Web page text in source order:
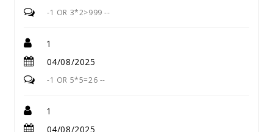
-1 OR 3*2>999 --
1
04/08/2025
-1 OR 5*5=26 --
1
04/08/2025